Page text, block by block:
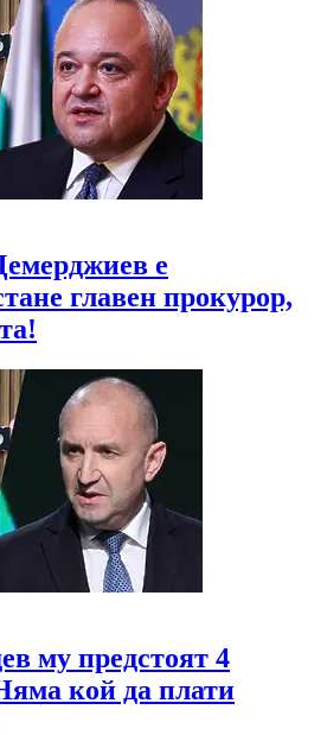
е
главен прокурор,
му предстоят 4
кой да плати